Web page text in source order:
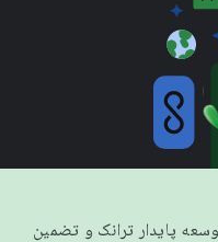
توسعه پایدار ترانک و تضمین